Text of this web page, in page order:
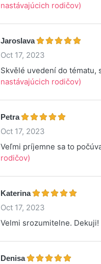
nastávajúcich rodičov)
Jaroslava
Oct 17, 2023
Skvělé uvedení do tématu,
nastávajúcich rodičov)
Petra
Oct 17, 2023
Veľmi príjemne sa to
rodičov)
Katerina
Oct 17, 2023
Velmi srozumitelne. Dekuji!
Denisa